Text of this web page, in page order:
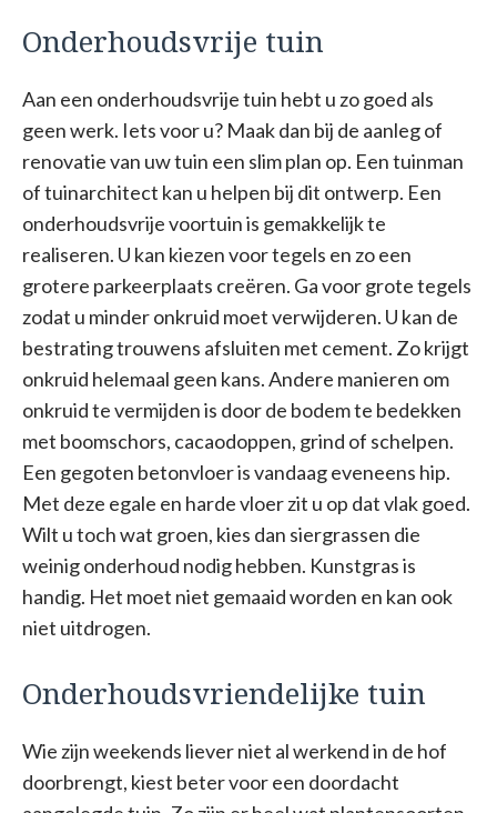
Onderhoudsvrije tuin
Aan een onderhoudsvrije tuin hebt u zo goed als
geen werk. Iets voor u? Maak dan bij de aanleg of
renovatie van uw tuin een slim plan op. Een tuinman
of tuinarchitect kan u helpen bij dit ontwerp. Een
onderhoudsvrije voortuin is gemakkelijk te
realiseren. U kan kiezen voor tegels en zo een
grotere parkeerplaats creëren. Ga voor grote tegels
zodat u minder onkruid moet verwijderen. U kan de
bestrating trouwens afsluiten met cement. Zo krijgt
onkruid helemaal geen kans. Andere manieren om
onkruid te vermijden is door de bodem te bedekken
met boomschors, cacaodoppen, grind of schelpen.
Een gegoten betonvloer is vandaag eveneens hip.
Met deze egale en harde vloer zit u op dat vlak goed.
Wilt u toch wat groen, kies dan siergrassen die
weinig onderhoud nodig hebben. Kunstgras is
handig. Het moet niet gemaaid worden en kan ook
niet uitdrogen.
Onderhoudsvriendelijke tuin
Wie zijn weekends liever niet al werkend in de hof
doorbrengt, kiest beter voor een doordacht